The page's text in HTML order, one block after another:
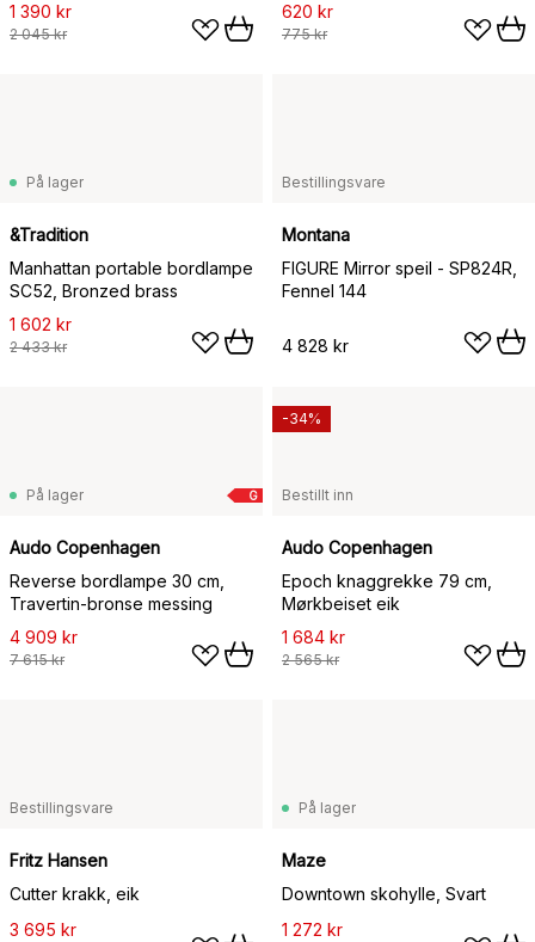
1 390 kr
2 045 kr
620 kr
775 kr
På lager
&Tradition
Manhattan portable bordlampe
SC52, Bronzed brass
1 602 kr
2 433 kr
Bestillingsvare
Montana
FIGURE Mirror speil - SP824R,
Fennel 144
4 828 kr
G
På lager
Audo Copenhagen
Reverse bordlampe 30 cm,
Travertin-bronse messing
4 909 kr
7 615 kr
Bestillt inn
Audo Copenhagen
Epoch knaggrekke 79 cm,
Mørkbeiset eik
1 684 kr
2 565 kr
-34%
Bestillingsvare
Fritz Hansen
Cutter krakk, eik
3 695 kr
På lager
Maze
Downtown skohylle, Svart
1 272 kr